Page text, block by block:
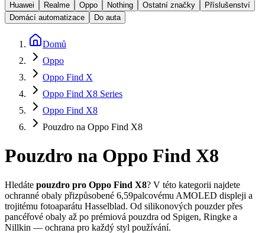
Huawei
Realme Oppo Nothing Ostatní značky
Příslušenství
Domácí automatizace
Do auta
Domů
Oppo
Oppo Find X
Oppo Find X8 Series
Oppo Find X8
Pouzdro na Oppo Find X8
Pouzdro na Oppo Find X8
Hledáte pouzdro pro Oppo Find X8? V této kategorii najdete
ochranné obaly přizpůsobené 6,59palcovému AMOLED displeji a
trojitému fotoaparátu Hasselblad. Od silikonových pouzder přes
pancéřové obaly až po prémiová pouzdra od Spigen, Ringke a
Nillkin — ochrana pro každý styl používání.